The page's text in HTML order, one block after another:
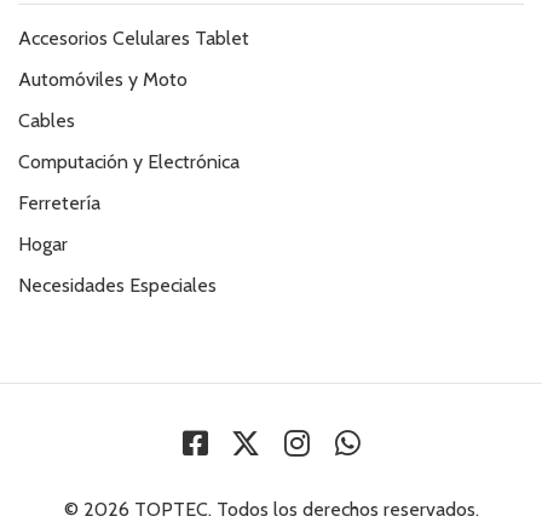
Accesorios Celulares Tablet
Automóviles y Moto
Cables
Computación y Electrónica
Ferretería
Hogar
Necesidades Especiales
© 2026 TOPTEC. Todos los derechos reservados.